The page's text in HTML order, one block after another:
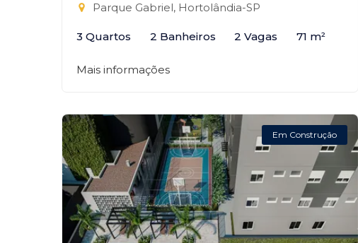
Parque Gabriel, Hortolândia-SP
3 Quartos 2 Banheiros 2 Vagas 71 m²
Mais informações
Em Construção